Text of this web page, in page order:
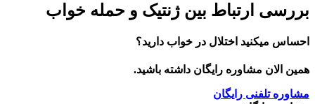
بررسی ارتباط بین ژنتیک و حمله خواب
احساس میکنید اختلال در خواب دارید؟
همین الان مشاوره رایگان داشته باشید.
مشاوره تلفنی رایگان